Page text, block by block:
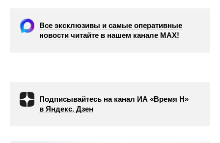
Все эксклюзивы и самые оперативные
новости читайте в нашем канале МАХ!
Подписывайтесь на канал ИА «Время Н»
в Яндекс. Дзен